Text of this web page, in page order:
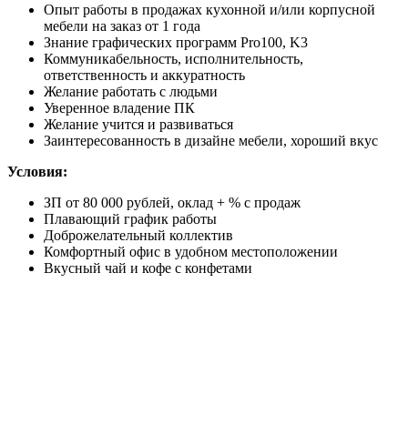
Опыт работы в продажах кухонной и/или корпусной
мебели на заказ от 1 года
Знание графических программ Pro100, K3
Коммуникабельность, исполнительность,
ответственность и аккуратность
Желание работать с людьми
Уверенное владение ПК
Желание учится и развиваться
Заинтересованность в дизайне мебели, хороший вкус
Условия:
ЗП от 80 000 рублей, оклад + % с продаж
Плавающий график работы
Доброжелательный коллектив
Комфортный офис в удобном местоположении
Вкусный чай и кофе с конфетами